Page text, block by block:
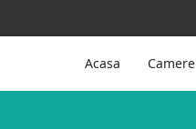
Acasa Camere